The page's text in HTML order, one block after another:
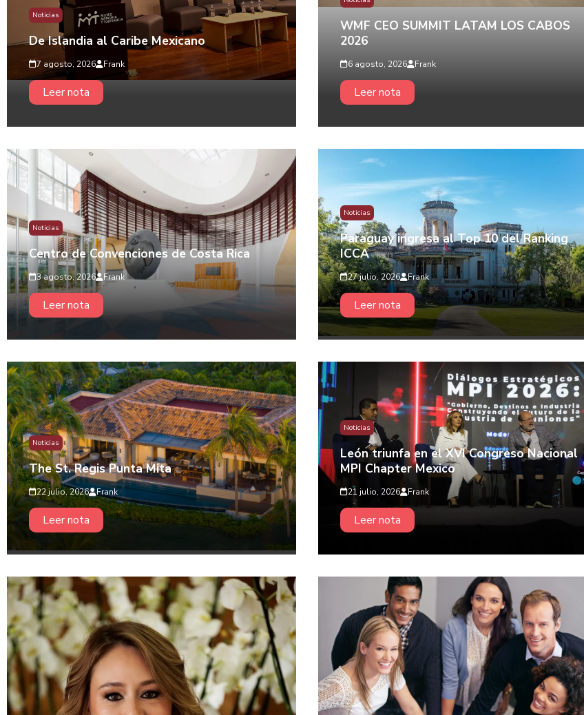
Noticias
De Islandia al Caribe Mexicano
7 agosto, 2026 Frank
Leer nota
WMF CEO SUMMIT LATAM LOS CABOS
2026
6 agosto, 2026 Frank
Leer nota
Noticias
Centro de Convenciones de Costa Rica
3 agosto, 2026 Frank
Leer nota
Noticias
Paraguay ingresa al Top 10 del Ranking
ICCA
27 julio, 2026 Frank
Leer nota
Noticias
The St. Regis Punta Mita
22 julio, 2026 Frank
Leer nota
Noticias
León triunfa en el XVI Congreso Nacional
MPI Chapter Mexico
21 julio, 2026 Frank
Leer nota